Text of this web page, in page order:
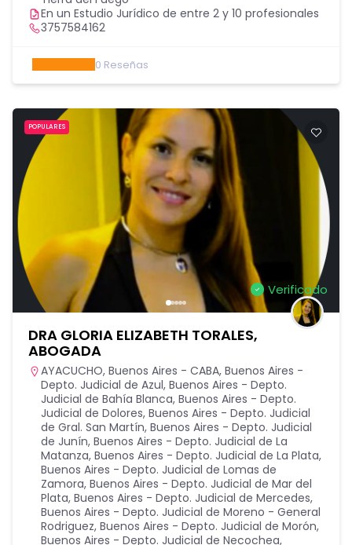
En un Estudio Jurídico de entre 2 y 10 profesionales
3757584162
0 Reseñas
POPULARES
Verificado
DRA GLORIA ELIZABETH TORALES,
ABOGADA
AYACUCHO, Buenos Aires - CABA, Buenos Aires -
Depto. Judicial de Azul, Buenos Aires - Depto.
Judicial de Bahía Blanca, Buenos Aires - Depto.
Judicial de Dolores, Buenos Aires - Depto. Judicial
de Gral. San Martín, Buenos Aires - Depto. Judicial
de Junín, Buenos Aires - Depto. Judicial de La
Matanza, Buenos Aires - Depto. Judicial de La Plata,
Buenos Aires - Depto. Judicial de Lomas de
Zamora, Buenos Aires - Depto. Judicial de Mar del
Plata, Buenos Aires - Depto. Judicial de Mercedes,
Buenos Aires - Depto. Judicial de Moreno - General
Rodriguez, Buenos Aires - Depto. Judicial de Morón,
Buenos Aires - Depto. Judicial de Necochea,